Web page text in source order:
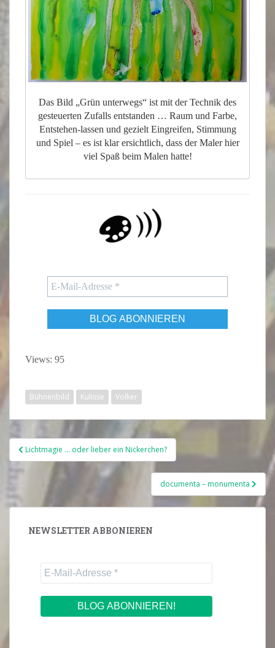
Das Bild „Grün unterwegs“ ist mit der Technik des
gesteuerten Zufalls entstanden … Raum und Farbe,
Entstehen-lassen und gezielt Eingreifen, Stimmung
und Spiel – es ist klar ersichtlich, dass der Maler hier
viel Spaß beim Malen hatte!
Views: 95
Bühnenbild Kulisse Volker
Beitragsnavigation
Lichtmagie … oder lieber ein Nickerchen?
documenta – monumenta
NEWSLETTER ABBONIEREN